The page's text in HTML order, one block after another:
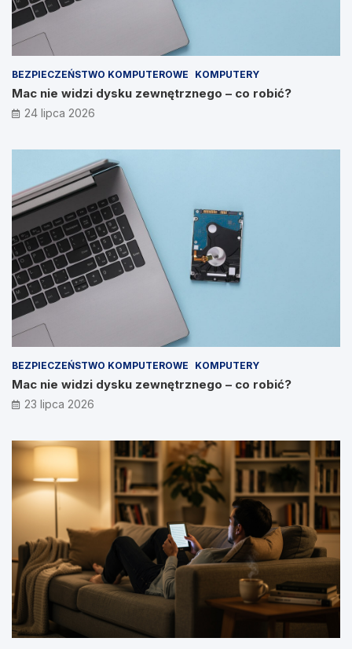
BEZPIECZEŃSTWO KOMPUTEROWE KOMPUTERY
Mac nie widzi dysku zewnętrznego – co robić?
24 lipca 2026
BEZPIECZEŃSTWO KOMPUTEROWE KOMPUTERY
Mac nie widzi dysku zewnętrznego – co robić?
23 lipca 2026